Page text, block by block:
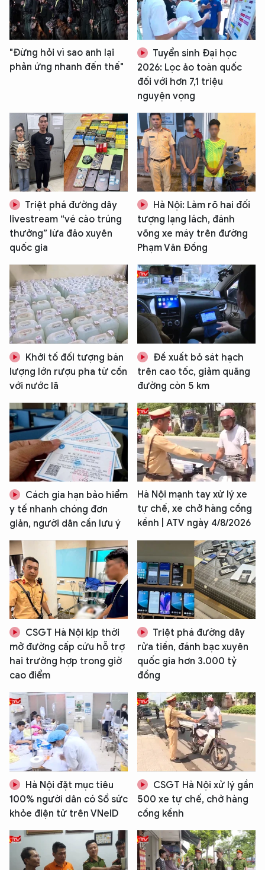
"Đừng hỏi vì sao anh lại
phản ứng nhanh đến thế"
Tuyển sinh Đại học
2026: Lọc ảo toàn quốc
đối với hơn 7,1 triệu
nguyện vọng
Triệt phá đường dây
livestream “vé cào trúng
thưởng” lừa đảo xuyên
quốc gia
Hà Nội: Làm rõ hai đối
tượng lạng lách, đánh
võng xe máy trên đường
Phạm Văn Đồng
Khởi tố đối tượng bán
lượng lớn rượu pha từ cồn
với nước lã
Đề xuất bỏ sát hạch
trên cao tốc, giảm quãng
đường còn 5 km
Cách gia hạn bảo hiểm
y tế nhanh chóng đơn
giản, người dân cần lưu ý
Hà Nội mạnh tay xử lý xe
tự chế, xe chở hàng cồng
kềnh | ATV ngày 4/8/2026
CSGT Hà Nội kịp thời
mở đường cấp cứu hỗ trợ
hai trường hợp trong giờ
cao điểm
Triệt phá đường dây
rửa tiền, đánh bạc xuyên
quốc gia hơn 3.000 tỷ
đồng
Hà Nội đặt mục tiêu
100% người dân có Sổ sức
khỏe điện tử trên VNeID
CSGT Hà Nội xử lý gần
500 xe tự chế, chở hàng
cồng kềnh
XIN CHÀO,
TÔI LÀ CHATBOT CỦA
Hãy hỏi tôi bất kỳ điều gì bạn cần biết về
An Ninh Thủ Đô nhé. Tôi sẵn sàng hỗ trợ!